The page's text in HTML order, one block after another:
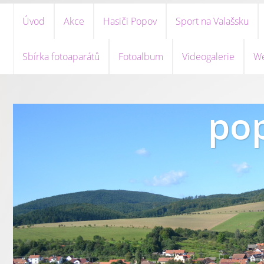
Úvod Akce Hasiči Popov Sport na Valašsku
Sbírka fotoaparátů Fotoalbum Videogalerie